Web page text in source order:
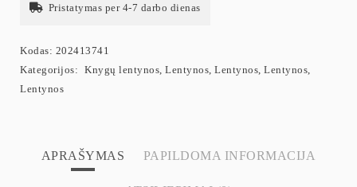
Pristatymas per 4-7 darbo dienas
Kodas: 202413741
Kategorijos: Knygų lentynos Lentynos Lentynos Lentynos
Lentynos
APRAŠYMAS PAPILDOMA INFORMACIJA